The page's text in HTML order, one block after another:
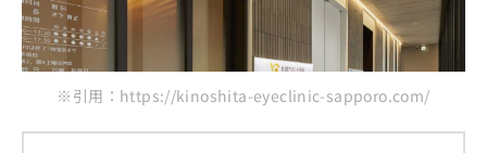
※引用：https://kinoshita-eyeclinic-sapporo.com/